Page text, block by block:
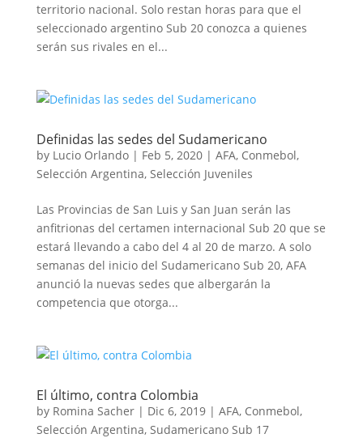
territorio nacional. Solo restan horas para que el
seleccionado argentino Sub 20 conozca a quienes
serán sus rivales en el...
Definidas las sedes del Sudamericano
by Lucio Orlando| Feb 5, 2020| AFA, Conmebol,
Selección Argentina, Selección Juveniles
Las Provincias de San Luis y San Juan serán las
anfitrionas del certamen internacional Sub 20 que se
estará llevando a cabo del 4 al 20 de marzo. A solo
semanas del inicio del Sudamericano Sub 20, AFA
anunció la nuevas sedes que albergarán la
competencia que otorga...
El último, contra Colombia
by Romina Sacher| Dic 6, 2019| AFA, Conmebol,
Selección Argentina, Sudamericano Sub 17